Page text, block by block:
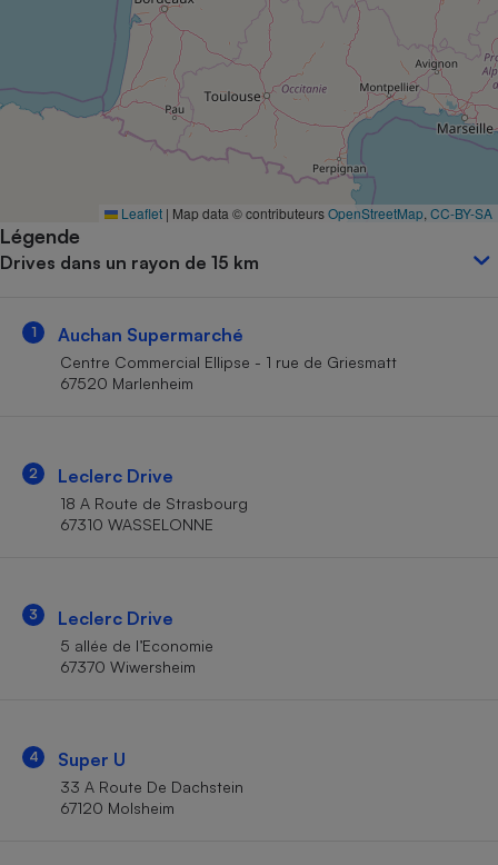
Leaflet | Map data © contributeursOpenStreetMap CC-BY-SA
Légende
Drives dans un rayon de 15 km
1 Auchan Supermarché
Centre Commercial Ellipse - 1 rue de Griesmatt
67520 Marlenheim
2 Leclerc Drive
18 A Route de Strasbourg
67310 WASSELONNE
3 Leclerc Drive
5 allée de l’Economie
67370 Wiwersheim
4 Super U
33 A Route De Dachstein
67120 Molsheim
Complément
alimentaire
Assurance emprunteur
Banque
Petit électroménager -
Matelas
Mutuelle